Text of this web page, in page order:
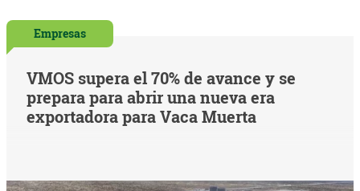
Empresas
VMOS supera el 70% de avance y se
prepara para abrir una nueva era
exportadora para Vaca Muerta